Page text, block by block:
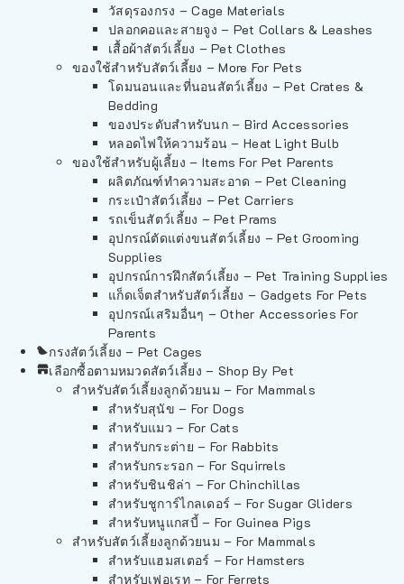
วัสดุรองกรง – Cage Materials
ปลอกคอและสายจูง – Pet Collars & Leashes
เสื้อผ้าสัตว์เลี้ยง – Pet Clothes
ของใช้สำหรับสัตว์เลี้ยง – More For Pets
โดมนอนและที่นอนสัตว์เลี้ยง – Pet Crates &
Bedding
ของประดับสำหรับนก – Bird Accessories
หลอดไฟให้ความร้อน – Heat Light Bulb
ของใช้สำหรับผู้เลี้ยง – Items For Pet Parents
ผลิตภัณฑ์ทำความสะอาด – Pet Cleaning
กระเป๋าสัตว์เลี้ยง – Pet Carriers
รถเข็นสัตว์เลี้ยง – Pet Prams
อุปกรณ์ตัดแต่งขนสัตว์เลี้ยง – Pet Grooming
Supplies
อุปกรณ์การฝึกสัตว์เลี้ยง – Pet Training Supplies
แก็ดเจ็ตสำหรับสัตว์เลี้ยง – Gadgets For Pets
อุปกรณ์เสริมอื่นๆ – Other Accessories For
Parents
กรงสัตว์เลี้ยง – Pet Cages
เลือกซื้อตามหมวดสัตว์เลี้ยง – Shop By Pet
สำหรับสัตว์เลี้ยงลูกด้วยนม – For Mammals
สำหรับสุนัข – For Dogs
สำหรับแมว – For Cats
สำหรับกระต่าย – For Rabbits
สำหรับกระรอก – For Squirrels
สำหรับชินชิล่า – For Chinchillas
สำหรับชูการ์ไกลเดอร์ – For Sugar Gliders
สำหรับหนูแกสบี้ – For Guinea Pigs
สำหรับสัตว์เลี้ยงลูกด้วยนม – For Mammals
สำหรับแฮมสเตอร์ – For Hamsters
สำหรับเฟอเรท – For Ferrets